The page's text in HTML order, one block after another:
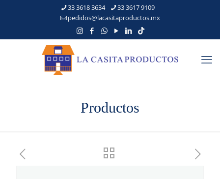
33 3618 3634
33 3617 9109
pedidos@lacasitaproductos.mx
Productos